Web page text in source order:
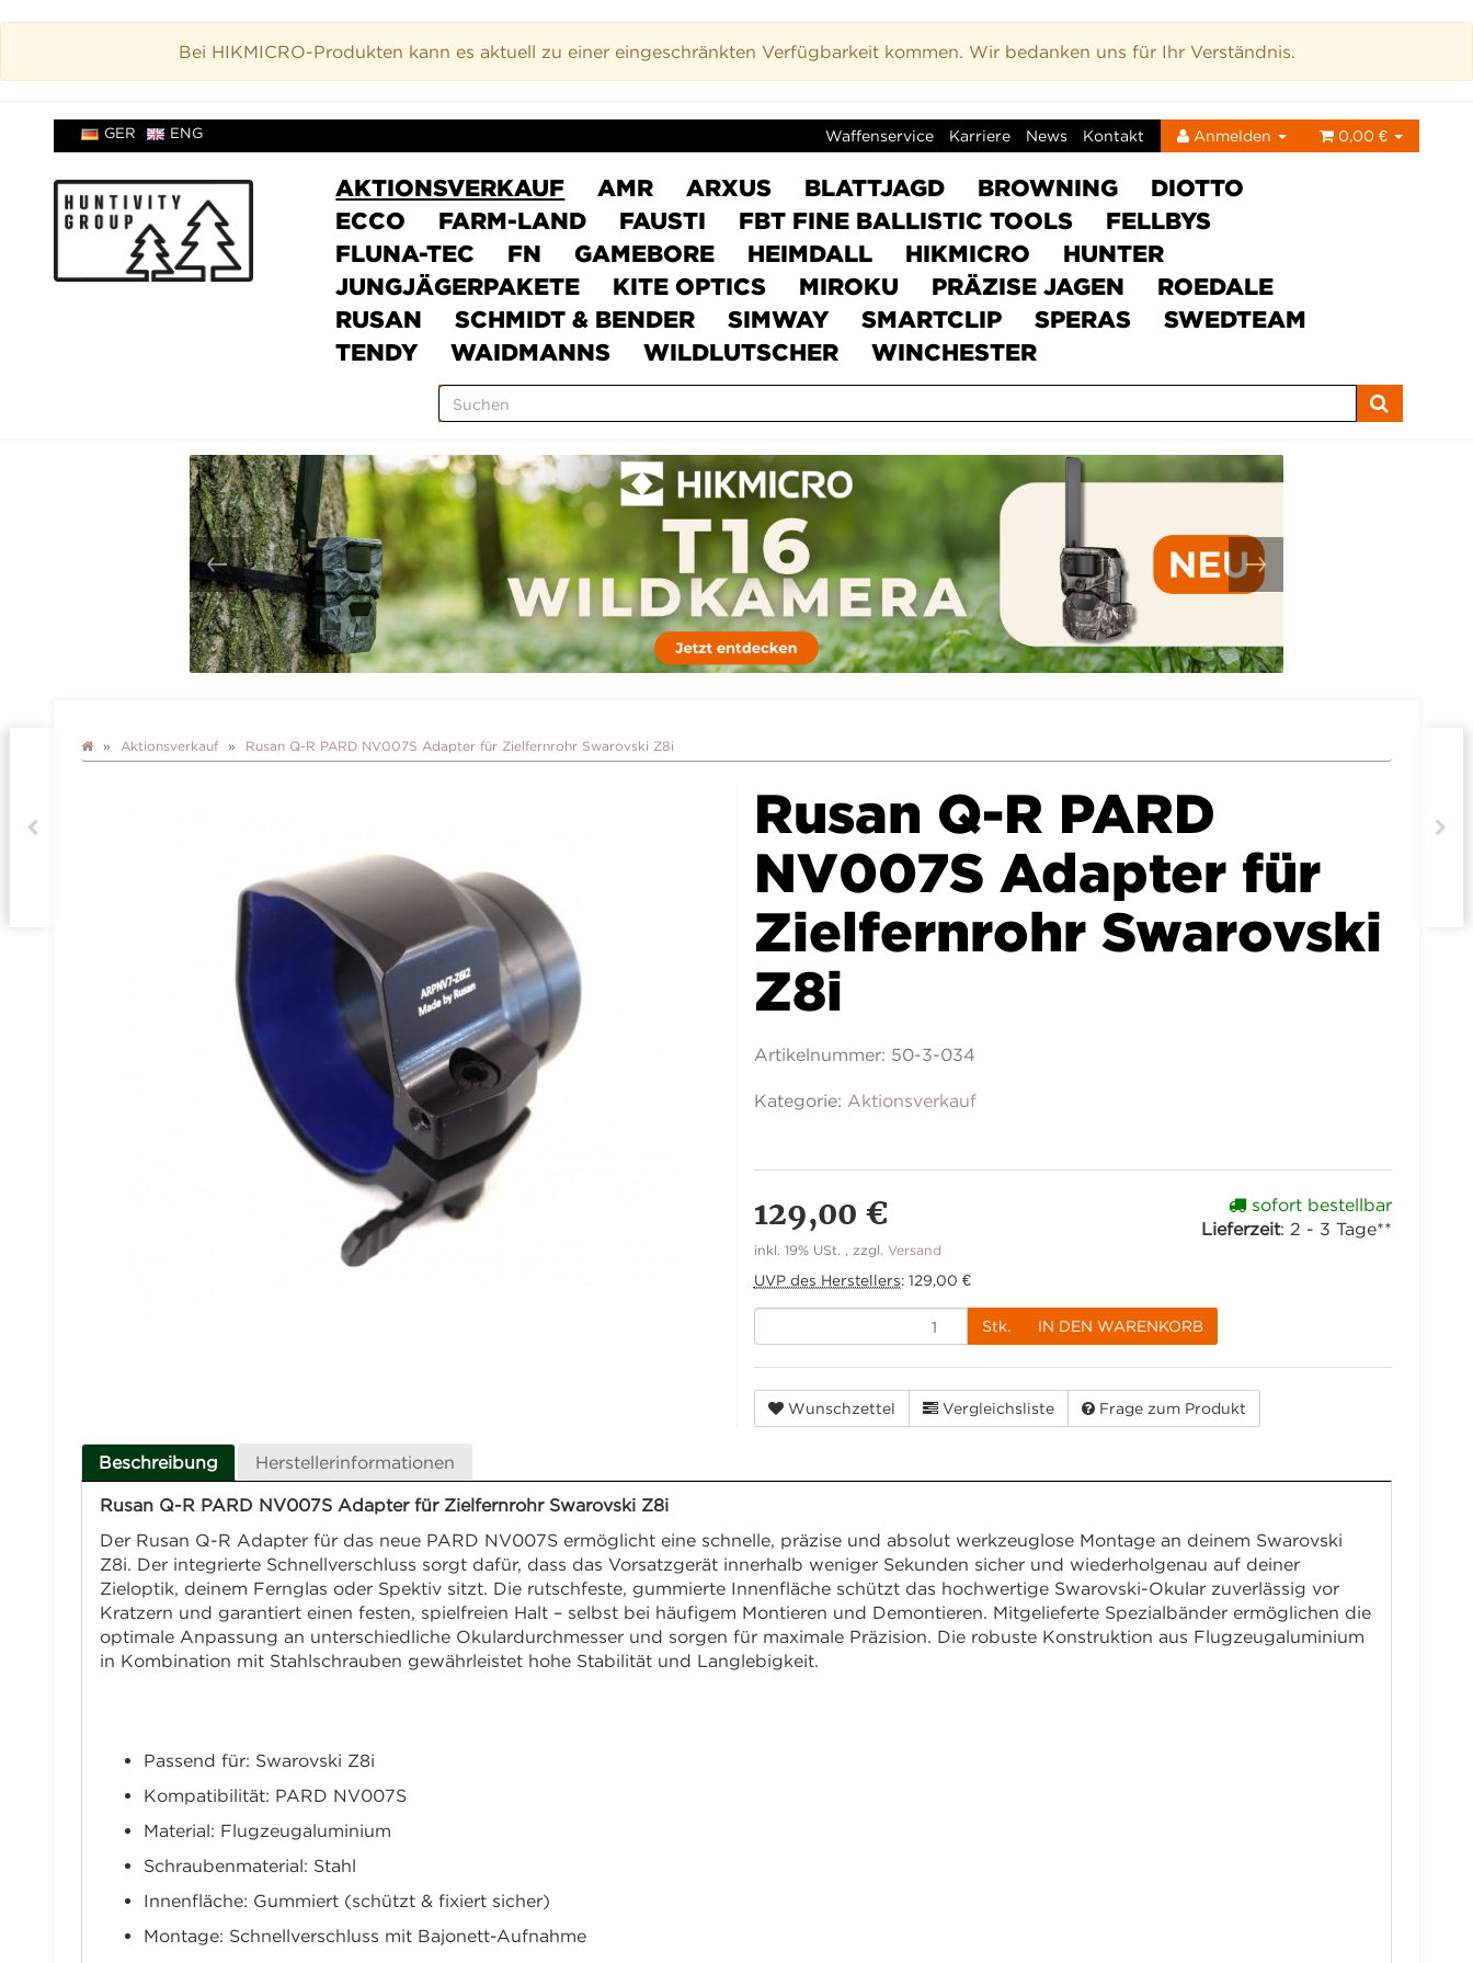
Bei HIKMICRO-Produkten kann es aktuell zu einer eingeschränkten Verfügbarkeit kommen. Wir bedanken uns für Ihr Verständnis.
GER ENG Waffenservice Karriere News Kontakt Anmelden 0,00 €
AKTIONSVERKAUF AMR ARXUS BLATTJAGD BROWNING
DIOTTO
ECCO
FARM-LAND FAUSTI FBT FINE BALLISTIC TOOLS
FELLBYS
FLUNA-TEC
FN GAMEBORE HEIMDALL HIKMICRO
HUNTER
JUNGJÄGERPAKETE
KITE OPTICS MIROKU PRÄZISE JAGEN
ROEDALE
RUSAN
SCHMIDT & BENDER SIMWAY SMARTCLIP SPERAS
SWEDTEAM
TENDY
WAIDMANNS WILDLUTSCHER WINCHESTER
Aktionsverkauf Rusan Q-R PARD NV007S Adapter für Zielfernrohr Swarovski Z8i
Rusan Q-R PARD
NV007S Adapter für
Zielfernrohr Swarovski
Z8i
Artikelnummer: 50-3-034
Kategorie: Aktionsverkauf
129,00 €
inkl. 19% USt. , zzgl. Versand
UVP des Herstellers: 129,00 €
sofort bestellbar
Lieferzeit: 2 - 3 Tage**
Stk. IN DEN WARENKORB
Wunschzettel Vergleichsliste Frage zum Produkt
Beschreibung Herstellerinformationen
Rusan Q-R PARD NV007S Adapter für Zielfernrohr Swarovski Z8i
Der Rusan Q-R Adapter für das neue PARD NV007S ermöglicht eine schnelle, präzise und absolut werkzeuglose Montage an deinem Swarovski
Z8i. Der integrierte Schnellverschluss sorgt dafür, dass das Vorsatzgerät innerhalb weniger Sekunden sicher und wiederholgenau auf deiner
Zieloptik, deinem Fernglas oder Spektiv sitzt. Die rutschfeste, gummierte Innenfläche schützt das hochwertige Swarovski-Okular zuverlässig vor
Kratzern und garantiert einen festen, spielfreien Halt – selbst bei häufigem Montieren und Demontieren. Mitgelieferte Spezialbänder ermöglichen die
optimale Anpassung an unterschiedliche Okulardurchmesser und sorgen für maximale Präzision. Die robuste Konstruktion aus Flugzeugaluminium
in Kombination mit Stahlschrauben gewährleistet hohe Stabilität und Langlebigkeit.
Passend für: Swarovski Z8i
Kompatibilität: PARD NV007S
Material: Flugzeugaluminium
Schraubenmaterial: Stahl
Innenfläche: Gummiert (schützt & fixiert sicher)
Montage: Schnellverschluss mit Bajonett-Aufnahme